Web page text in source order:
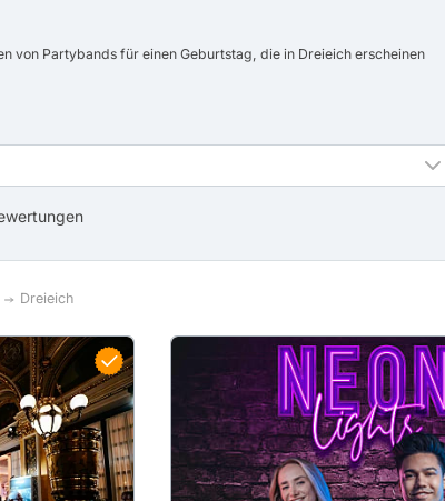
von Partybands für einen Geburtstag, die in Dreieich erscheinen
Dreieich